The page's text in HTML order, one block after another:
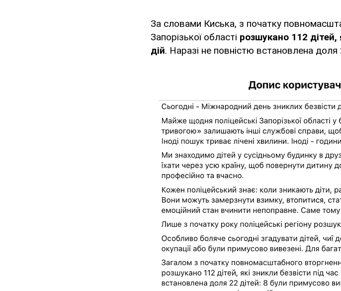
За словами Киська, з початку
Запорізької області розшукано 112 дітей,
дій. Наразі не повністю встановлена доля